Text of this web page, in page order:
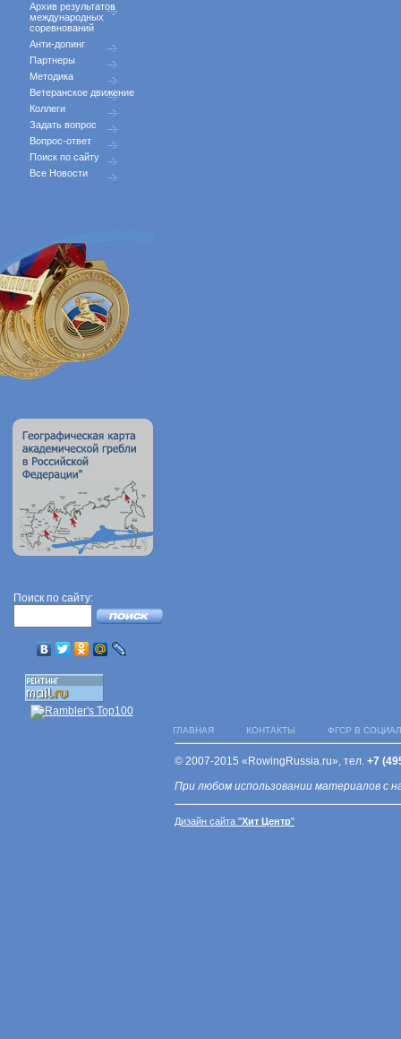
Архив результатов
международных
соревнований
Анти-допинг
Партнеры
Методика
Ветеранское движение
Коллеги
Задать вопрос
Вопрос-ответ
Поиск по сайту
Все Новости
Поиск по сайту:
ГЛАВНАЯ КОНТАКТЫ ФГСР В
© 2007-2015 «RowingRussia.ru», тел. +7
При любом использовании материалов с
Дизайн сайта "Хит Центр"